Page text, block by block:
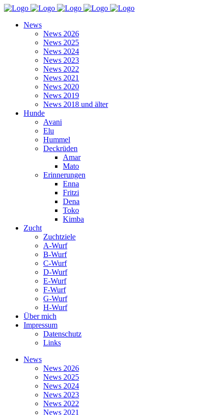
News
News 2026
News 2025
News 2024
News 2023
News 2022
News 2021
News 2020
News 2019
News 2018 und älter
Hunde
Avani
Elu
Hummel
Deckrüden
Amar
Mato
Erinnerungen
Enna
Fritzi
Dena
Toko
Kimba
Zucht
Zuchtziele
A-Wurf
B-Wurf
C-Wurf
D-Wurf
E-Wurf
F-Wurf
G-Wurf
H-Wurf
Über mich
Impressum
Datenschutz
Links
News
News 2026
News 2025
News 2024
News 2023
News 2022
News 2021